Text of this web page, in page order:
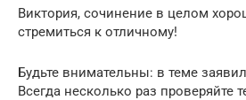
Виктория, сочинение в целом
стремиться к отличному!
Будьте внимательны: в теме
Всегда несколько раз проверяйте